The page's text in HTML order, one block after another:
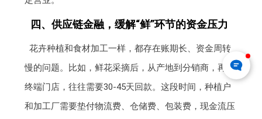
四、供应链金融，缓解“鲜”环节的资金压力
花卉种植和食材加工一样，都存在账期长、资金周转
慢的问题。比如，鲜花采摘后，从产地到分销商，再到
终端门店，往往需要30-45天回款。这段时间，种植户
和加工厂需要垫付物流费、仓储费、包装费，现金流压